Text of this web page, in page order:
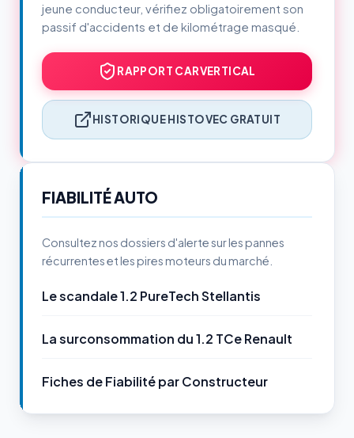
jeune conducteur, vérifiez obligatoirement son
passif d'accidents et de kilométrage masqué.
RAPPORT CARVERTICAL
HISTORIQUE HISTOVEC GRATUIT
FIABILITÉ AUTO
Consultez nos dossiers d'alerte sur les pannes
récurrentes et les pires moteurs du marché.
Le scandale 1.2 PureTech Stellantis
La surconsommation du 1.2 TCe Renault
Fiches de Fiabilité par Constructeur